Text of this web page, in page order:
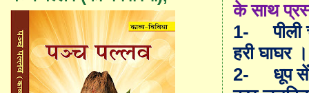
के साथ
1-
हरी घाघर
2- धूप